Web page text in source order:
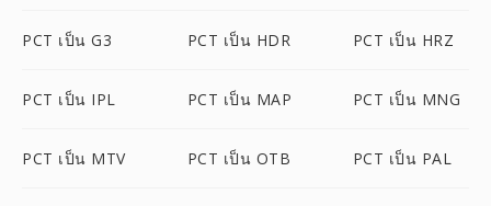
PCT เป็น G3 PCT เป็น HDR PCT เป็น HRZ
PCT เป็น IPL PCT เป็น MAP PCT เป็น MNG
PCT เป็น MTV PCT เป็น OTB PCT เป็น PAL